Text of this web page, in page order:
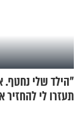
"הילד שלי נחטף.
תעזרו לי